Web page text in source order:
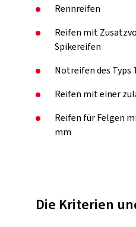
Rennreifen
Reifen mit
Spikereifen
Notreifen des Typs
Reifen mit einer
Reifen für Felgen
mm
Die Kriterien